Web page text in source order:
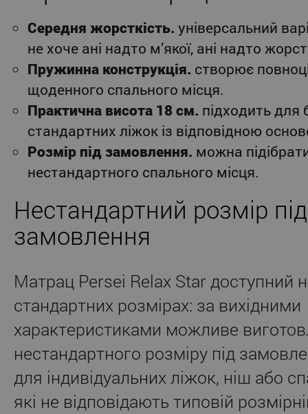
Середня жорсткість. універсальний
не хоче ані надто м’якої, ані надто
Пружинна конструкція. створює
щоденного спального місця.
Практична висота 18 см. підходить для
стандартних ліжок із відповідною
Розмір під замовлення. можна
нестандартного спального місця.
Нестандартний розмір під
замовлення
Матрац Persei Relax Star доступний
стандартних розмірах: за вихідними
характеристиками можливе
нестандартного розміру під
для індивідуальних ліжок, ніш або
які не відповідають типовій